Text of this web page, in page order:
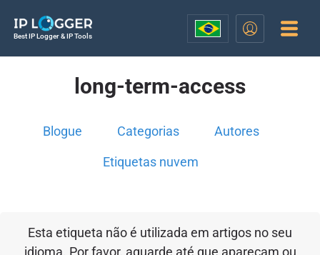
Best IP Logger & IP Tools
long-term-access
Blogue Categorias Autores
Etiquetas nuvem